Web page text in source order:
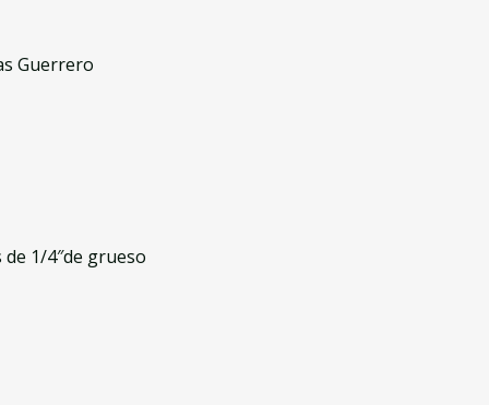
Guerrero
1/4″de grueso